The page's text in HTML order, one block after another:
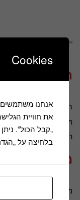
תקנונים
הצהרת נגישות
תנאי שימוש
תקנון חברה
מידע נוסף
מאמרים
Cookies
את חוויית
„קבל הכול”.
בלחיצה על